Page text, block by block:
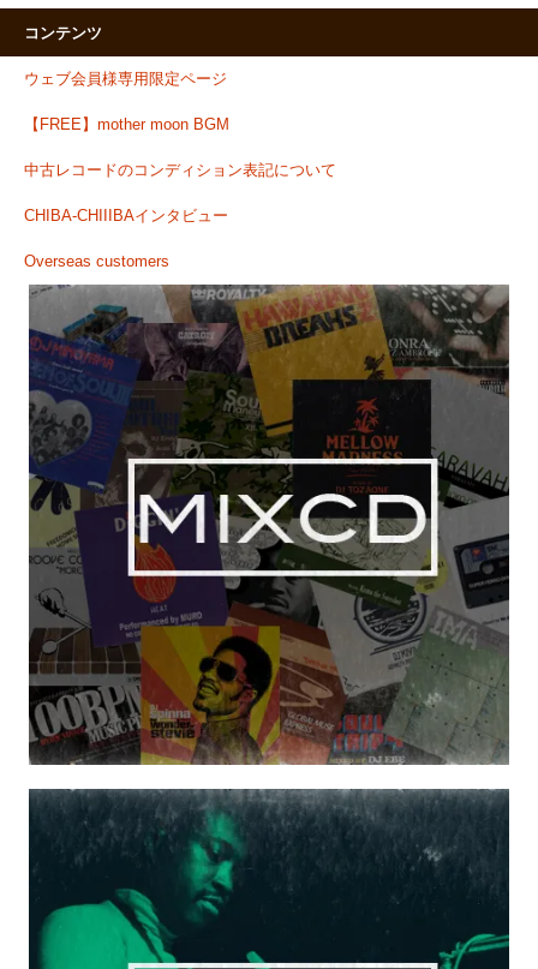
コンテンツ
ウェブ会員様専用限定ページ
【FREE】mother moon BGM
中古レコードのコンディション表記について
CHIBA-CHIIIBAインタビュー
Overseas customers